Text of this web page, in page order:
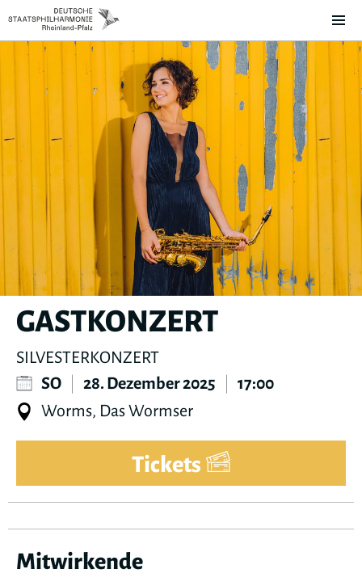
GASTKONZERT
SILVESTERKONZERT
SO
28. Dezember 2025
17:00
Worms, Das Wormser
Tickets
Mitwirkende